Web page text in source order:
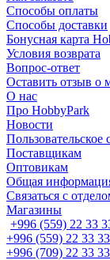
Способы оплаты
Способы доставки
Бонусная карта
Условия возврата
Вопрос-ответ
Оставить отзыв о
О нас
Про HobbyPark
Новости
Пользовательское
Поставщикам
Оптовикам
Общая
Связаться с
Магазины
+996 (559) 22 33
+996 (559) 22 33 33
+996 (709) 22 33 33